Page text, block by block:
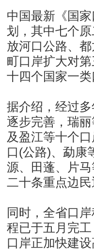
中国最新《国
划，其中七个
放河口公路、
町口岸扩大对
十四个国家一
据介绍，经过
逐步完善，瑞
及盈江等十个
口(公路)、勐康
源、田蓬、片
二十条重点边民
同时，全省口
程已于五月完
口岸正加快建